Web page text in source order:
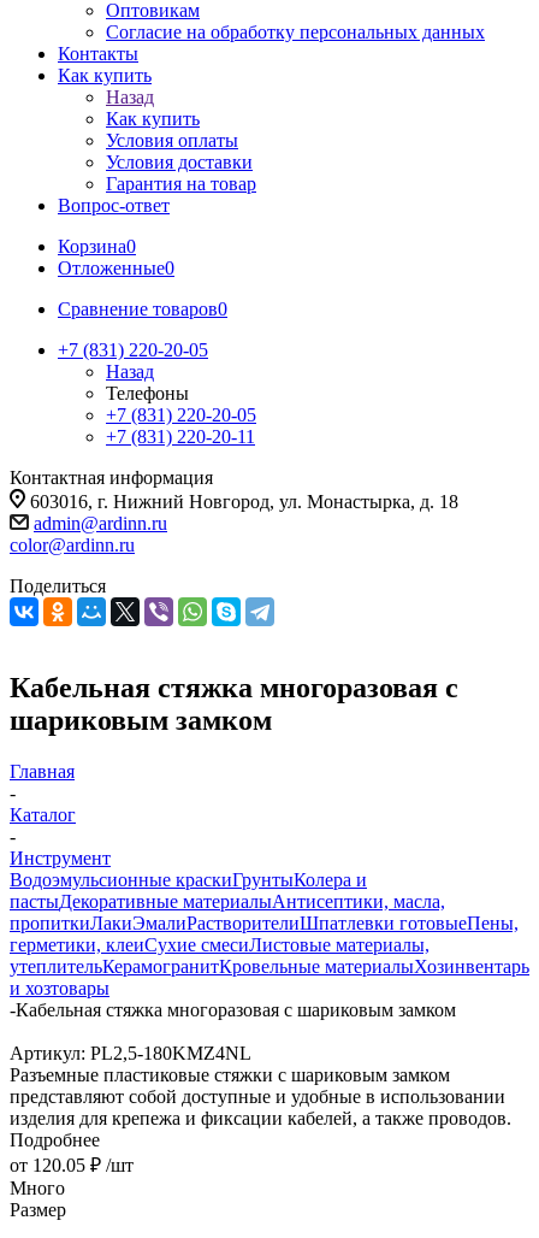
Оптовикам
Cогласие на обработку персональных данных
Контакты
Как купить
Назад
Как купить
Условия оплаты
Условия доставки
Гарантия на товар
Вопрос-ответ
Корзина0
Отложенные0
Сравнение товаров0
+7 (831) 220-20-05
Назад
Телефоны
+7 (831) 220-20-05
+7 (831) 220-20-11
Контактная информация
603016, г. Нижний Новгород, ул. Монастырка, д. 18
admin@ardinn.ru
color@ardinn.ru
Поделиться
Кабельная стяжка многоразовая с
шариковым замком
Главная
-
Каталог
-
Инструмент
Водоэмульсионные краскиГрунтыКолера и
пастыДекоративные материалыАнтисептики, масла,
пропиткиЛакиЭмалиРастворителиШпатлевки готовыеПены,
герметики, клеиСухие смесиЛистовые материалы,
утеплительКерамогранитКровельные материалыХозинвентарь
и хозтовары
-Кабельная стяжка многоразовая с шариковым замком
Артикул: PL2,5-180KMZ4NL
Разъемные пластиковые стяжки с шариковым замком
представляют собой доступные и удобные в использовании
изделия для крепежа и фиксации кабелей, а также проводов.
Подробнее
от 120.05 ₽ /шт
Много
Размер